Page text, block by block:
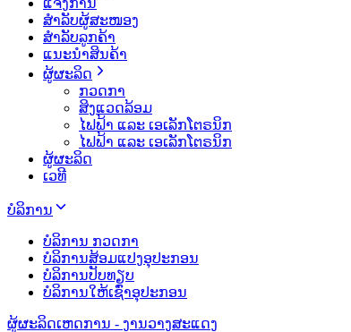
ສຳລັບຜູ້ສະໜອງ
ສຳລັບລູກຄ້າ
ແນະນຳສິນຄ້າ
ຜູ້ຜະລິດ
ກວດກາ
ສິງແວດລ້ອມ
ໄຟຟ້າ ແລະ ເອເລັກໂຕຣນິກ
ໄຟຟ້າ ແລະ ເອເລັກໂຕຣນິກ
ຜູ້ຜະລິດ
ເວທີ
ບໍລິການ
ບໍລິການ ກວດກາ
ບໍລິການສ້ອມແປງອຸປະກອນ
ບໍລິການປັບທຽບ
ບໍລິການໃຫ້ເຊົ່າອຸປະກອນ
ຜູ້ຜະລິດເຫດການ - ງານວາງສະແດງ